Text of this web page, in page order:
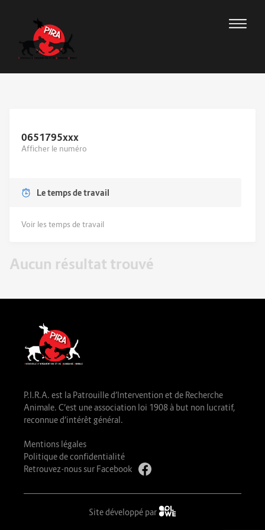
0651795xxx
Afficher le numéro
Le temps de travail
Voir les temps de travail
Aucun résultat trouvé
P.I.R.A. est la Patrouille d’Intervention et de Recherche
Animale. C’est une association loi 1908 à but non lucratif,
reconnue d’intérêt général.
Mentions légales
Politique de confidentialité
Retrouvez-nous sur Facebook
Site développé par